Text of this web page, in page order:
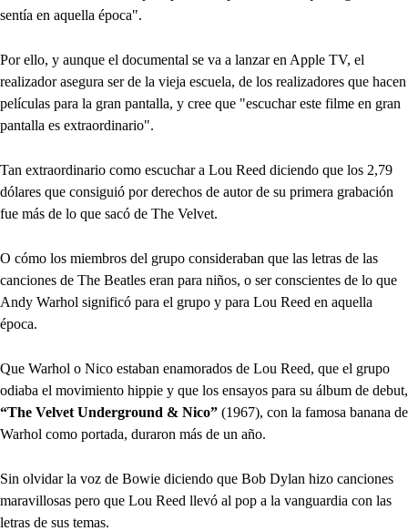
sentía en aquella época".
Por ello, y aunque el documental se va a lanzar en Apple TV, el
realizador asegura ser de la vieja escuela, de los realizadores que hacen
películas para la gran pantalla, y cree que "escuchar este filme en gran
pantalla es extraordinario".
Tan extraordinario como escuchar a Lou Reed diciendo que los 2,79
dólares que consiguió por derechos de autor de su primera grabación
fue más de lo que sacó de The Velvet.
O cómo los miembros del grupo consideraban que las letras de las
canciones de The Beatles eran para niños, o ser conscientes de lo que
Andy Warhol significó para el grupo y para Lou Reed en aquella
época.
Que Warhol o Nico estaban enamorados de Lou Reed, que el grupo
odiaba el movimiento hippie y que los ensayos para su álbum de debut,
“The Velvet Underground & Nico” (1967), con la famosa banana de
Warhol como portada, duraron más de un año.
Sin olvidar la voz de Bowie diciendo que Bob Dylan hizo canciones
maravillosas pero que Lou Reed llevó al pop a la vanguardia con las
letras de sus temas.